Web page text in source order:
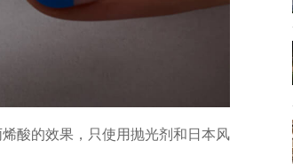
酸的效果，只使用抛光剂和日本风